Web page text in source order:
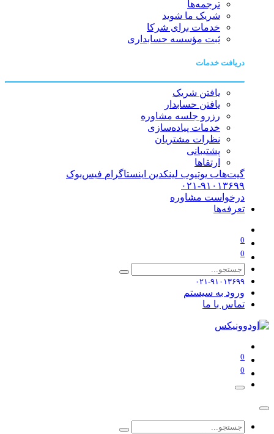
ترجمه‌ها
شریک ما شوید
خدمات برای شرکا
ثبت مؤسسه حسابداری
دریافت خدمات
یافتن شریک
یافتن حسابدار
رزرو جلسه مشاوره
خدمات پیاده‌سازی
نظرات مشتریان
پشتیبانی
ارتقاها
گیت‌هاب یوتیوب لینکدین اینستاگرام فیس‌بوک
۰۲۱-۹۱۰۱۳۶۹۹
درخواست مشاوره
تعرفه‌ها
0
0
۰۲۱-۹۱۰۱۳۶۹۹
ورود به سیستم
تماس با ما
0
0